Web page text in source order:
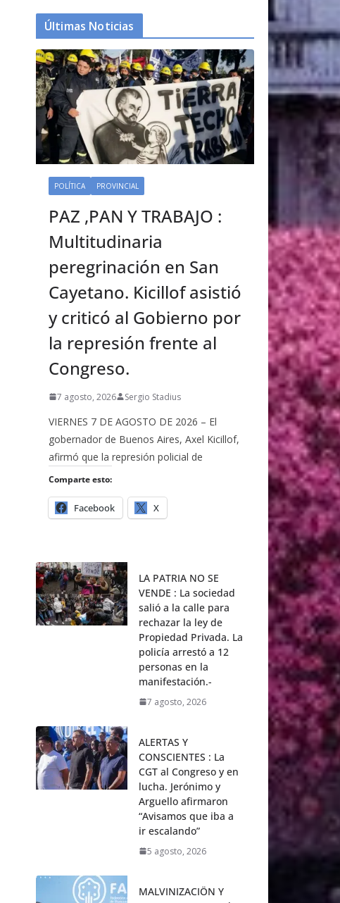
Últimas Noticias
POLÍTICA PROVINCIAL
PAZ ,PAN Y TRABAJO :
Multitudinaria
peregrinación en San
Cayetano. Kicillof asistió
y criticó al Gobierno por
la represión frente al
Congreso.
7 agosto, 2026 Sergio Stadius
VIERNES 7 DE AGOSTO DE 2026 – El
gobernador de Buenos Aires, Axel Kicillof,
afirmó que la represión policial de
Comparte esto:
Facebook X
LA PATRIA NO SE
VENDE : La sociedad
salió a la calle para
rechazar la ley de
Propiedad Privada. La
policía arrestó a 12
personas en la
manifestación.-
7 agosto, 2026
ALERTAS Y
CONSCIENTES : La
CGT al Congreso y en
lucha. Jerónimo y
Arguello afirmaron
“Avisamos que iba a
ir escalando”
5 agosto, 2026
MALVINIZACIÖN Y